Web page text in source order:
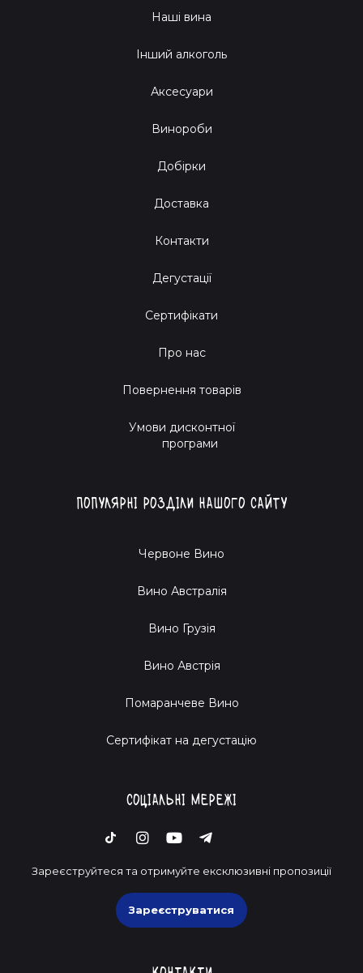
Наші вина
Інший алкоголь
Аксесуари
Винороби
Добірки
Доставка
Контакти
Дегустації
Сертифікати
Про нас
Повернення товарів
Умови дисконтної
програми
Популярні розділи нашого сайту
Червоне Вино
Вино Австралія
Вино Грузія
Вино Австрія
Помаранчеве Вино
Cертифікат на дегустацію
Соціальні мережі
Зареєструйтеся та отримуйте ексклюзивні пропозиції
Зареєструватися